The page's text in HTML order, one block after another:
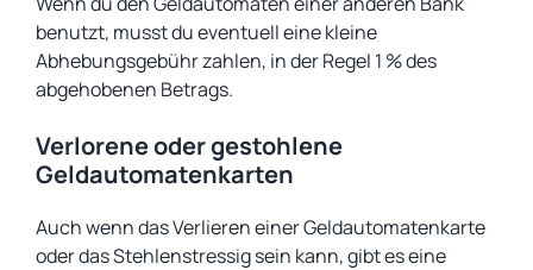
benutzt, musst du eventuell eine kleine
Abhebungsgebühr zahlen, in der Regel 1 % des
abgehobenen Betrags.
Verlorene oder gestohlene
Geldautomatenkarten
Auch wenn das Verlieren einer Geldautomatenkarte
oder das Stehlenstressig sein kann, gibt es eine